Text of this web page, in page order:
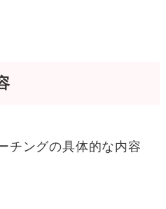
チングの具体的な内容